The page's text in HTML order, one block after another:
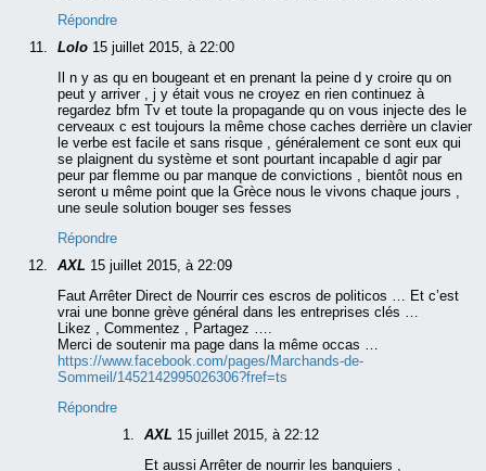
Répondre
Lolo 15 juillet 2015, à 22:00
Il n y as qu en bougeant et en prenant la peine d y croire qu on
peut y arriver , j y était vous ne croyez en rien continuez à
regardez bfm Tv et toute la propagande qu on vous injecte des le
cerveaux c est toujours la même chose caches derrière un clavier
le verbe est facile et sans risque , généralement ce sont eux qui
se plaignent du système et sont pourtant incapable d agir par
peur par flemme ou par manque de convictions , bientôt nous en
seront u même point que la Grèce nous le vivons chaque jours ,
une seule solution bouger ses fesses
Répondre
AXL 15 juillet 2015, à 22:09
Faut Arrêter Direct de Nourrir ces escros de politicos … Et c’est
vrai une bonne grève général dans les entreprises clés …
Likez , Commentez , Partagez ….
Merci de soutenir ma page dans la même occas …
https://www.facebook.com/pages/Marchands-de-
Sommeil/1452142995026306?fref=ts
Répondre
AXL 15 juillet 2015, à 22:12
Et aussi Arrêter de nourrir les banquiers ,